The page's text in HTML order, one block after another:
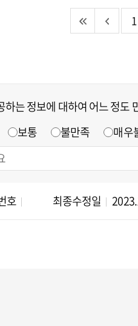
1
하는 정보에 대하여 어느 정도
보통 불만족 매우
호 최종수정일